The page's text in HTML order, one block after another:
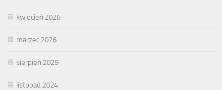
kwiecień 2026
marzec 2026
sierpień 2025
listopad 2024